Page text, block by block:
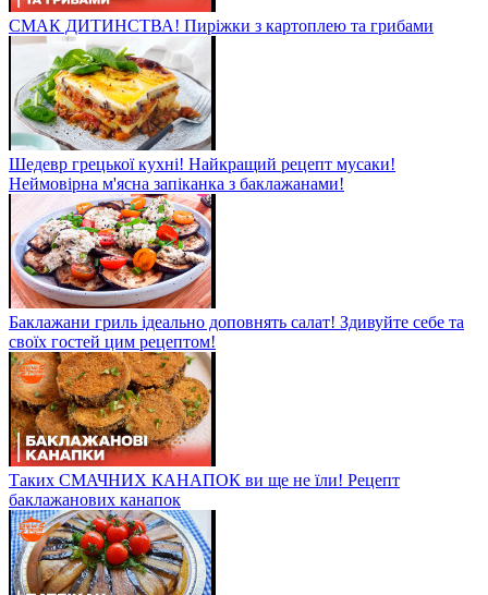
СМАК ДИТИНСТВА! Пиріжки з картоплею та грибами
Шедевр грецької кухні! Найкращий рецепт мусаки!
Неймовірна м'ясна запіканка з баклажанами!
Баклажани гриль ідеально доповнять салат! Здивуйте себе та
своїх гостей цим рецептом!
Таких СМАЧНИХ КАНАПОК ви ще не їли! Рецепт
баклажанових канапок